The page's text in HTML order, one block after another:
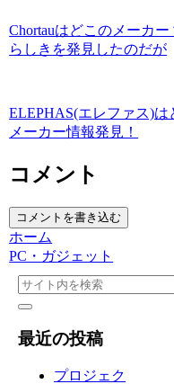
Chortauはどこのメーカー
らしきを発見したのだが
ELEPHAS(エレファス)は
メーカー情報発見！
コメント
コメントを書き込む
ホーム
PC・ガジェット
最近の投稿
プロジェク